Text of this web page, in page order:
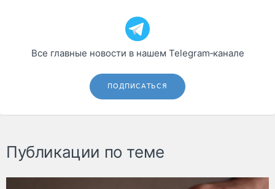
Все главные новости в нашем Telegram‑канале
ПОДПИСАТЬСЯ
Публикации по теме